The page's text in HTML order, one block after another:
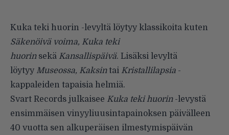
Kuka teki huorin -levyltä löytyy klassikoita kuten
Säkenöivä voima, Kuka teki
huorinsekä Kansallispäivä. Lisäksi levyltä
löytyy Museossa, Kaksintai Kristallilapsia -
kappaleiden tapaisia helmiä.
Svart Records julkaisee Kuka teki huorin-levystä
ensimmäisen vinyyliuusintapainoksen päivälleen
40 vuotta sen alkuperäisen ilmestymispäivän